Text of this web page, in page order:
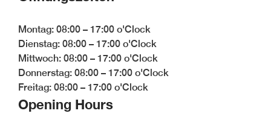
Holzbranche
Montag: 08:00 – 17:00 o'Clock
Dienstag: 08:00 – 17:00 o'Clock
Mittwoch: 08:00 – 17:00 o'Clock
Donnerstag: 08:00 – 17:00 o'Clock
Freitag: 08:00 – 17:00 o'Clock
Opening Hours